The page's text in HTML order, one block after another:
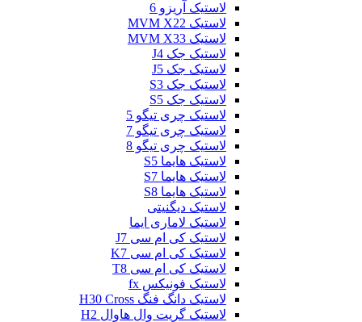
لاستیک آریزو 6
لاستیک MVM X22
لاستیک MVM X33
لاستیک جک J4
لاستیک جک J5
لاستیک جک S3
لاستیک جک S5
لاستیک چری تیگو 5
لاستیک چری تیگو 7
لاستیک چری تیگو 8
لاستیک هایما S5
لاستیک هایما S7
لاستیک هایما S8
لاستیک دیگنیتی
لاستیک لاماری ایما
لاستیک کی ام سی J7
لاستیک کی ام سی K7
لاستیک کی ام سی T8
لاستیک فونیکس fx
لاستیک دانگ فنگ H30 Cross
لاستیک گریت وال هاوال H2